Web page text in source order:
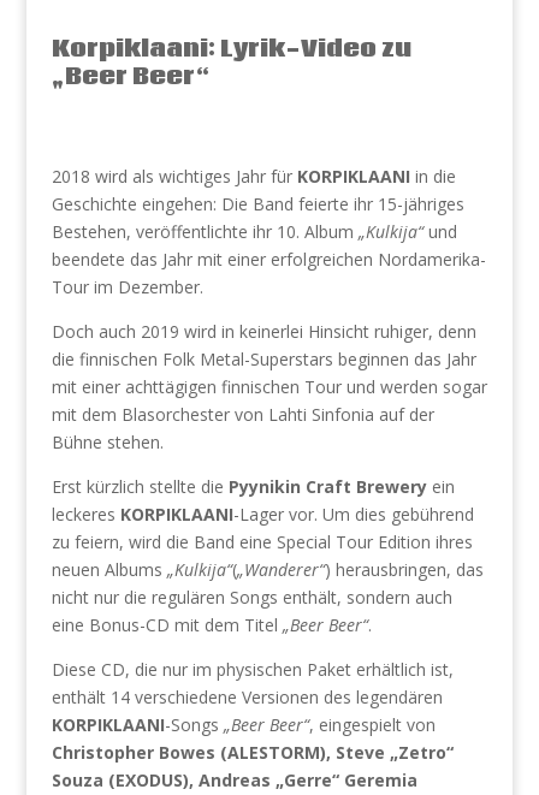
Korpiklaani: Lyrik-Video zu
„Beer Beer“
2018 wird als wichtiges Jahr für KORPIKLAANI in die
Geschichte eingehen: Die Band feierte ihr 15-jähriges
Bestehen, veröffentlichte ihr 10. Album „Kulkija“und
beendete das Jahr mit einer erfolgreichen Nordamerika-
Tour im Dezember.
Doch auch 2019 wird in keinerlei Hinsicht ruhiger, denn
die finnischen Folk Metal-Superstars beginnen das Jahr
mit einer achttägigen finnischen Tour und werden sogar
mit dem Blasorchester von Lahti Sinfonia auf der
Bühne stehen.
Erst kürzlich stellte die Pyynikin Craft Breweryein
leckeres KORPIKLAANI-Lager vor. Um dies gebührend
zu feiern, wird die Band eine Special Tour Edition ihres
neuen Albums „Kulkija“(„Wanderer“) herausbringen, das
nicht nur die regulären Songs enthält, sondern auch
eine Bonus-CD mit dem Titel „Beer Beer“.
Diese CD, die nur im physischen Paket erhältlich ist,
enthält 14 verschiedene Versionen des legendären
KORPIKLAANI-Songs „Beer Beer“, eingespielt von
Christopher Bowes (ALESTORM), Steve „Zetro“
Souza (EXODUS), Andreas „Gerre“ Geremia